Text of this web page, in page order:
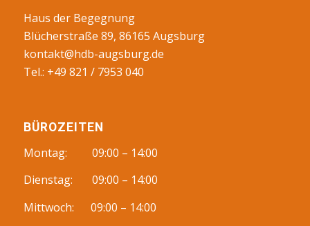
Haus der Begegnung
Blücherstraße 89, 86165 Augsburg
kontakt@hdb-augsburg.de
Tel.: +49 821 / 7953 040
BÜROZEITEN
Montag: 09:00 – 14:00
Dienstag: 09:00 – 14:00
Mittwoch: 09:00 – 14:00